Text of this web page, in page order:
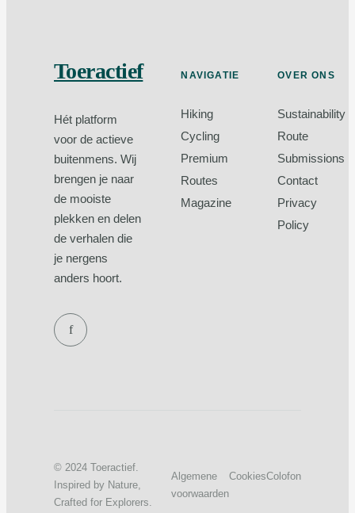
Toeractief
Hét platform
voor de actieve
buitenmens. Wij
brengen je naar
de mooiste
plekken en delen
de verhalen die
je nergens
anders hoort.
f
NAVIGATIE
Hiking
Cycling
Premium
Routes
Magazine
OVER ONS
Sustainability
Route
Submissions
Contact
Privacy
Policy
© 2024 Toeractief.
Inspired by Nature,
Crafted for Explorers.
Algemene
voorwaarden
CookiesColofon